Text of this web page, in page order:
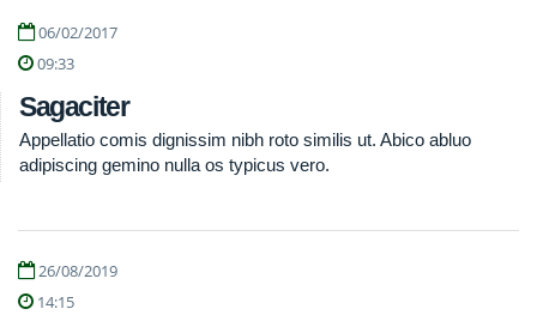
06/02/2017
09:33
Sagaciter
Appellatio comis dignissim nibh roto similis ut. Abico abluo
adipiscing gemino nulla os typicus vero.
26/08/2019
14:15